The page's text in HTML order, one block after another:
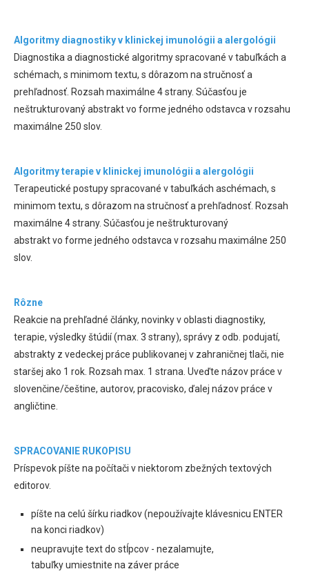
Algoritmy diagnostiky v klinickej imunológii a alergológii
Diagnostika a diagnostické algoritmy spracované v tabuľkách a
schémach, s minimom textu, s dôrazom na stručnosť a
prehľadnosť. Rozsah maximálne 4 strany. Súčasťou je
neštrukturovaný abstrakt vo forme jedného odstavca v rozsahu
maximálne 250 slov.
Algoritmy terapie v klinickej imunológii a alergológii
Terapeutické postupy spracované v tabuľkách aschémach, s
minimom textu, s dôrazom na stručnosť a prehľadnosť. Rozsah
maximálne 4 strany. Súčasťou je neštrukturovaný
abstrakt vo forme jedného odstavca v rozsahu maximálne 250
slov.
Rôzne
Reakcie na prehľadné články, novinky v oblasti diagnostiky,
terapie, výsledky štúdií (max. 3 strany), správy z odb. podujatí,
abstrakty z vedeckej práce publikovanej v zahraničnej tlači, nie
staršej ako 1 rok. Rozsah max. 1 strana. Uveďte názov práce v
slovenčine/češtine, autorov, pracovisko, ďalej názov práce v
angličtine.
SPRACOVANIE RUKOPISU
Príspevok píšte na počítači v niektorom zbežných textových
editorov.
píšte na celú šírku riadkov (nepoužívajte klávesnicu ENTER
na konci riadkov)
neupravujte text do stĺpcov - nezalamujte,
tabuľky umiestnite na záver práce